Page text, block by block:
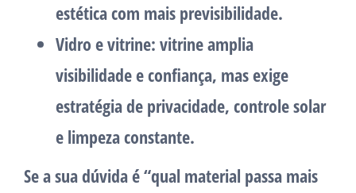
estética com mais previsibilidade.
Vidro e vitrine: vitrine amplia
visibilidade e confiança, mas exige
estratégia de privacidade, controle solar
e limpeza constante.
Se a sua dúvida é “qual material passa mais